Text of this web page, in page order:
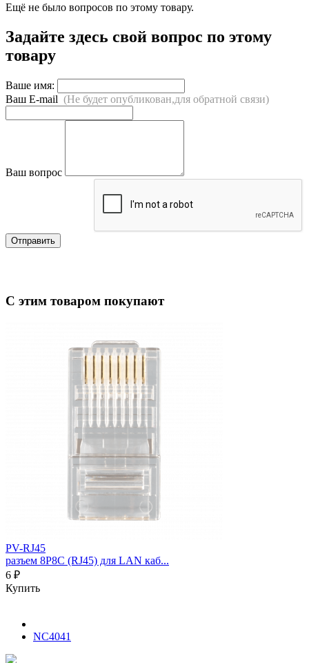
Ещё не было вопросов по этому товару.
Задайте здесь свой вопрос по этому
товару
Ваше имя:
Ваш E-mail (Не будет опубликован,для обратной связи)
Ваш вопрос
Отправить
С этим товаром покупают
PV-RJ45
разъем 8P8C (RJ45) для LAN каб...
6 ₽
Купить
NC4041